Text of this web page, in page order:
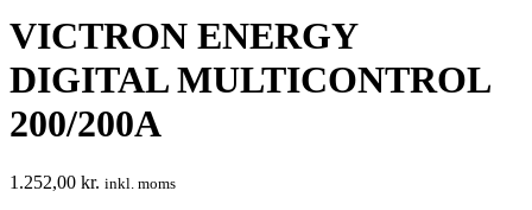
VICTRON ENERGY
DIGITAL MULTICONTROL
200/200A
1.252,00 kr. inkl. moms